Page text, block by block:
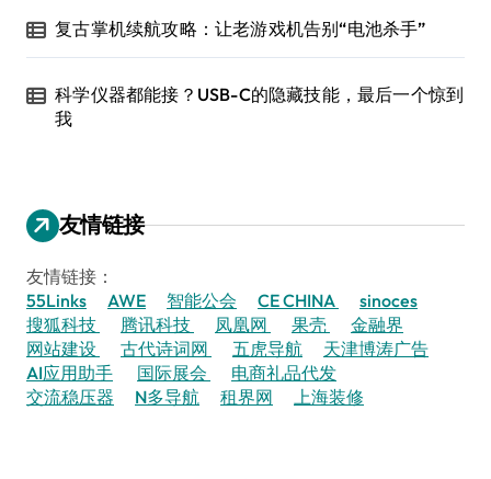
复古掌机续航攻略：让老游戏机告别“电池杀手”
科学仪器都能接？USB-C的隐藏技能，最后一个惊到
我
友情链接
友情链接：
55Links
AWE 智能公会 CE CHINA
sinoces
搜狐科技
腾讯科技 凤凰网 果壳
金融界
网站建设
古代诗词网 五虎导航
天津博涛广告
AI应用助手
国际展会
电商礼品代发
交流稳压器
N多导航 租界网 上海装修